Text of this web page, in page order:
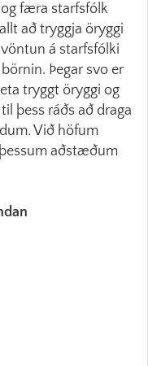
færa starfsfólk
að tryggja öryggi
á starfsfólki
Þegar svo er
tryggt öryggi og
þess ráðs að draga
Við höfum
aðstæðum